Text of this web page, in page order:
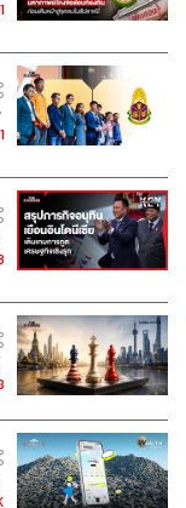
อย่าง Delta,
ตั๋วราคาประหยัด
ทรวงยุติธรรม
ญหาเครื่องยนต์
บนพื้น และ
บินใหญ่หันไป
พันดอลลาร์เพื่อ
เป็นครั้งที่ 2 ใน
พันล้าน
ะทรัพย์สิน 8.6
าท)